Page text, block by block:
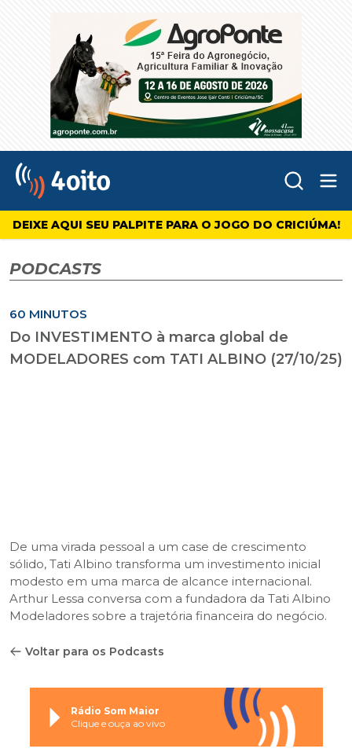
4oito
DEIXE AQUI SEU PALPITE PARA O JOGO DO CRICIÚMA!
PODCASTS
60 MINUTOS
Do INVESTIMENTO à marca global de
MODELADORES com TATI ALBINO (27/10/25)
De uma virada pessoal a um case de crescimento
sólido, Tati Albino transforma um investimento inicial
modesto em uma marca de alcance internacional.
Arthur Lessa conversa com a fundadora da Tati Albino
Modeladores sobre a trajetória financeira do negócio.
Voltar para os Podcasts
Rádio Som Maior
Clique e ouça ao vivo